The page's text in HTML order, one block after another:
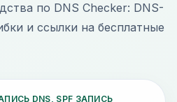
по DNS Checker: DNS-
и ссылки на бесплатные
DNS, SPF ЗАПИСЬ